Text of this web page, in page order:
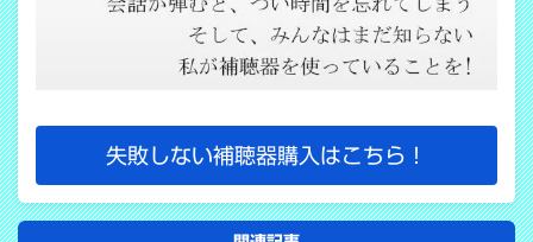
失敗しない補聴器購入はこちら！